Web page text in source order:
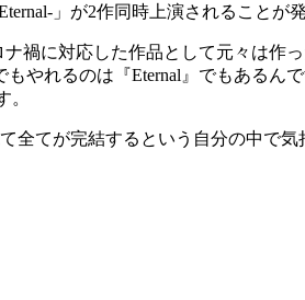
」が2作同時上演されることが
禍に対応した作品として元々は作
やれるのは『Eternal』でもある
全てが完結するという自分の中で気